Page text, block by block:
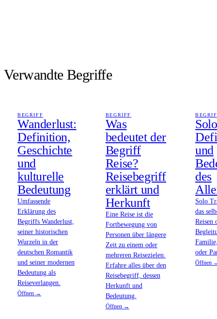
Verwandte Begriffe
BEGRIFF
Wanderlust:
Definition,
Geschichte
und
kulturelle
Bedeutung
Umfassende
Erklärung des
Begriffs Wanderlust,
seiner historischen
Wurzeln in der
deutschen Romantik
und seiner modernen
Bedeutung als
Reiseverlangen.
Öffnen →
BEGRIFF
Was
bedeutet der
Begriff
Reise?
Reisebegriff
erklärt und
Herkunft
Eine Reise ist die
Fortbewegung von
Personen über längere
Zeit zu einem oder
mehreren Reisezielen.
Erfahre alles über den
Reisebegriff, dessen
Herkunft und
Bedeutung.
Öffnen →
und
des
Solo
das
Reisen
oder
Öffnen